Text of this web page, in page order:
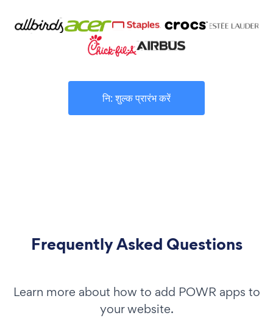
नि: शुल्क प्रारंभ करें
Frequently Asked Questions
Learn more about how to add POWR apps to
your website.